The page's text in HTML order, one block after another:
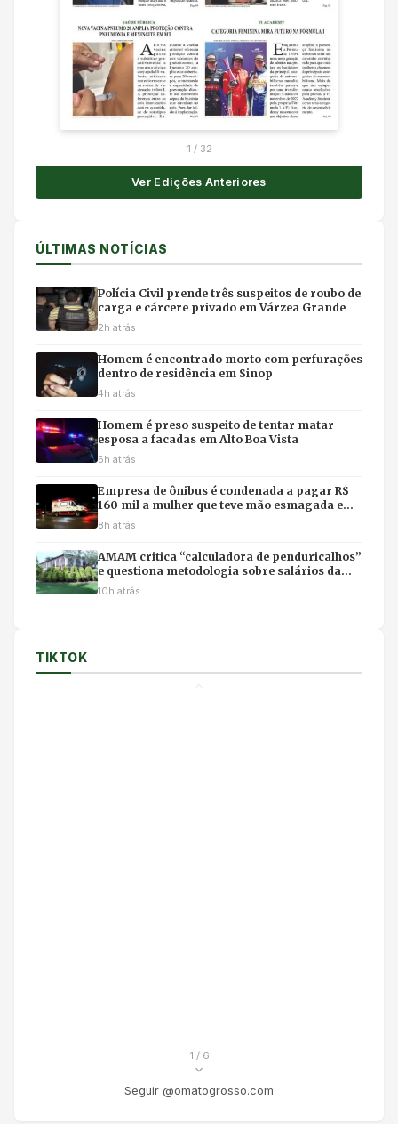
1 / 32
Ver Edições Anteriores
ÚLTIMAS NOTÍCIAS
Polícia Civil prende três suspeitos de roubo de
carga e cárcere privado em Várzea Grande
2h atrás
Homem é encontrado morto com perfurações
dentro de residência em Sinop
4h atrás
Homem é preso suspeito de tentar matar
esposa a facadas em Alto Boa Vista
6h atrás
Empresa de ônibus é condenada a pagar R$
160 mil a mulher que teve mão esmagada em
acidente
8h atrás
AMAM critica “calculadora de penduricalhos”
e questiona metodologia sobre salários da
magistratura
10h atrás
TIKTOK
1 / 6
Seguir @omatogrosso.com